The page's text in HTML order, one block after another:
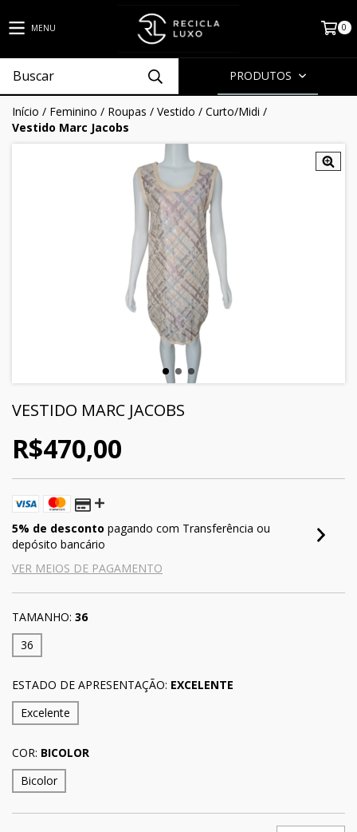
MENU 0
PRODUTOS
Início / Feminino / Roupas / Vestido / Curto/Midi /
Vestido Marc Jacobs
VESTIDO MARC JACOBS
R$470,00
5% de desconto pagando com Transferência ou
depósito bancário
VER MEIOS DE PAGAMENTO
TAMANHO: 36
36
ESTADO DE APRESENTAÇÃO: EXCELENTE
Excelente
COR: BICOLOR
Bicolor